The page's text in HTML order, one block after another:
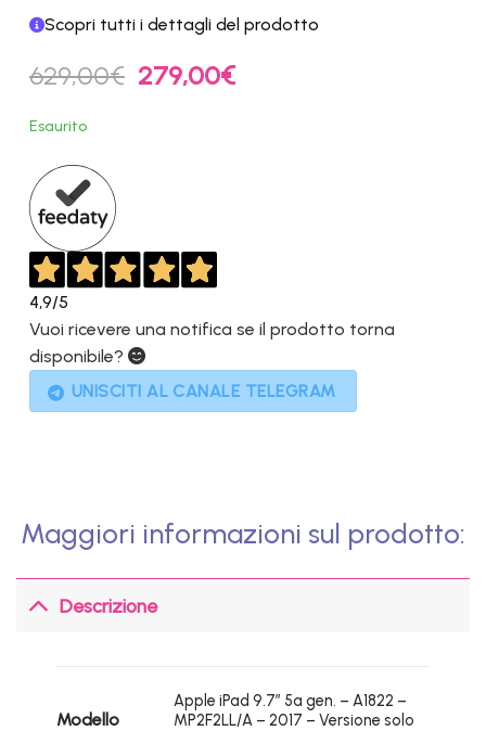
Scopri tutti i dettagli del prodotto
629,00€ Il
prezzo
279,00€Il
Esaurito
4,9/5
Vuoi ricevere una notifica se il prodotto torna
disponibile?
UNISCITI AL CANALE TELEGRAM
Maggiori informazioni sul prodotto:
Descrizione
Modello
Apple iPad 9.7″ 5a gen. – A1822 –
MP2F2LL/A – 2017 – Versione solo